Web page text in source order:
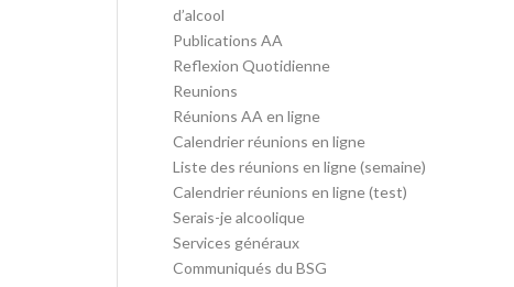
d’alcool
Publications AA
Reflexion Quotidienne
Reunions
Réunions AA en ligne
Calendrier réunions en ligne
Liste des réunions en ligne (semaine)
Calendrier réunions en ligne (test)
Serais-je alcoolique
Services généraux
Communiqués du BSG